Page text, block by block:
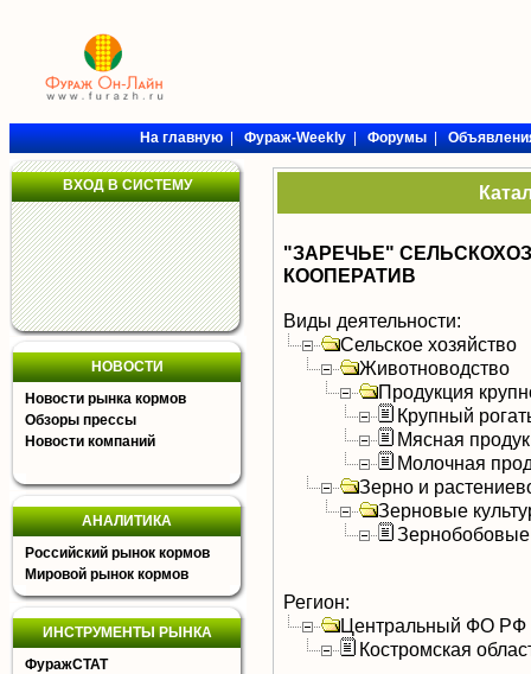
На главную|Фураж-Weekly|Форумы|
ВХОД В СИСТЕМУ
НОВОСТИ
Новости рынка кормов
Обзоры прессы
Новости компаний
АНАЛИТИКА
Российский рынок кормов
Мировой рынок кормов
ИНСТРУМЕНТЫ РЫНКА
ФуражСТАТ
"ЗАРЕЧЬЕ"
КООПЕРАТИВ
Виды деятельности:
Сельское хозяйство
Животноводство
Продукция
Крупный
Мясная
Молочная
Зерно и
Зерновые
Зернобобовые
Регион:
Центральный ФО РФ
Костромская